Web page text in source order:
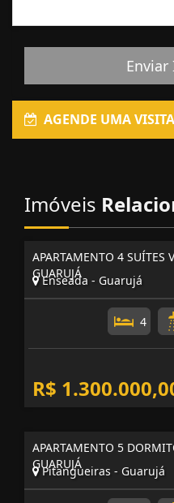
AGENDE UMA VISITA
Imóveis
APARTAMENTO 4 SUÍTES
GUARUJÁ
Enseada - Guarujá
4
R$
APARTAMENTO 5
GUARUJÁ
Pitangueiras - Guarujá